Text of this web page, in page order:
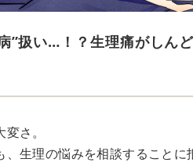
”扱い…！？生理痛がしん
さ。
生理の悩みを相談することに